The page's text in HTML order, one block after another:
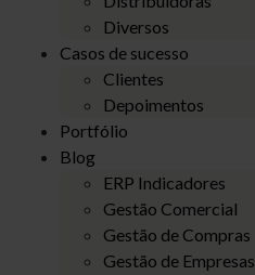
Diversos
Casos de sucesso
Clientes
Depoimentos
Portfólio
Blog
ERP Indicadores
Gestão Comercial
Gestão de Compras
Gestão de Empresas